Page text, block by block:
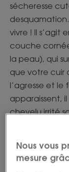
sécheresse
vivre ! Il s’agit
couche
la peau), qui
que votre cuir
l’agresse et le
apparaissent,
chevelu irrité
retrouviez
Nous vous
mesure